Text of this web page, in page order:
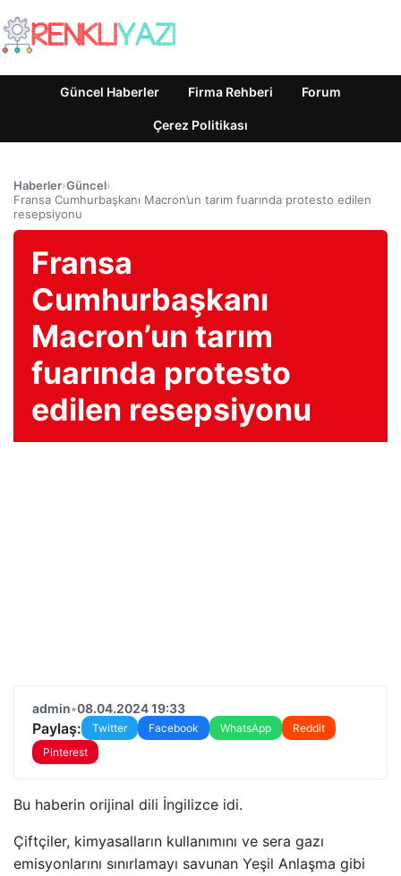
Güncel Haberler Firma Rehberi Forum
Çerez Politikası
Haberler›Güncel›
Fransa Cumhurbaşkanı Macron’un tarım fuarında protesto edilen
resepsiyonu
Fransa
Cumhurbaşkanı
Macron’un tarım
fuarında protesto
edilen resepsiyonu
admin•08.04.2024 19:33
Paylaş: Twitter Facebook WhatsApp
Reddit
Pinterest
Bu haberin orijinal dili İngilizce idi.
Çiftçiler, kimyasalların kullanımını ve sera gazı
emisyonlarını sınırlamayı savunan Yeşil Anlaşma gibi